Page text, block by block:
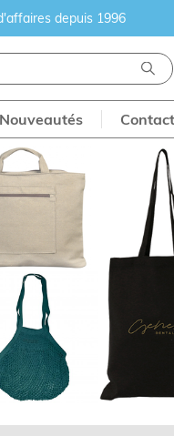
depuis 1996
Nouveautés Contact